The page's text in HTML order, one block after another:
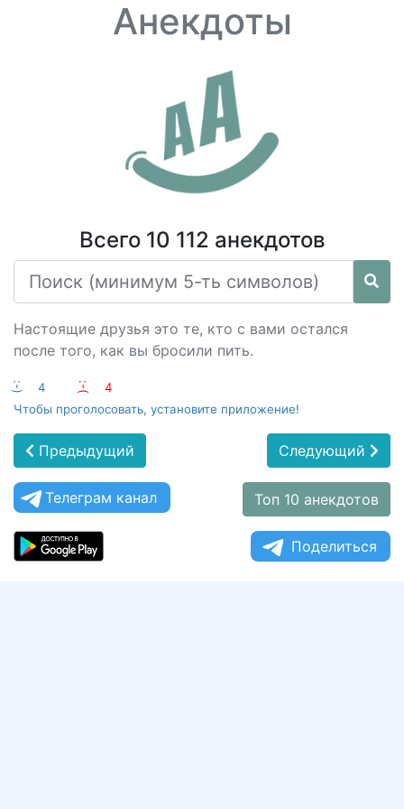
Анекдоты
Всего 10 112 анекдотов
Настоящие друзья это те, кто с вами остался
после того, как вы бросили пить.
:-) 4 :-(
4
Чтобы проголосовать, установите приложение!
Предыдущий Следующий
Телеграм канал Топ 10 анекдотов
Поделиться